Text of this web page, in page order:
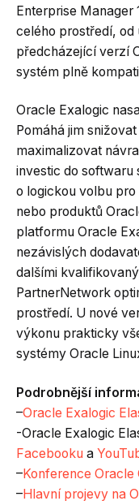
Enterprise Manager
celého prostředí, od
předcházející verzí
systém plně
Oracle Exalogic
Pomáhá jim
maximalizovat
investic do softwaru
o logickou volbu
nebo produktů
platformu Oracle
nezávislých
dalšími
PartnerNetwork
prostředí. U nové
výkonu prakticky
systémy Oracle
Podrobnější
–Oracle Exalogic
-Oracle Exalogic
Facebooku a
–Konference Oracle
–Hlavní projevy na